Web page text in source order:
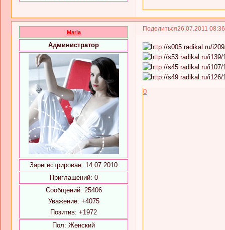
Поделиться26.07.2011
Maria
Администратор
Зарегистрирован: 14.07.2010
Приглашений: 0
Сообщений: 25406
Уважение: +4075
Позитив: +1972
Пол: Женский
0